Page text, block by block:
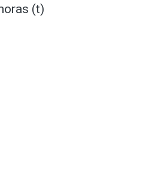
(t)